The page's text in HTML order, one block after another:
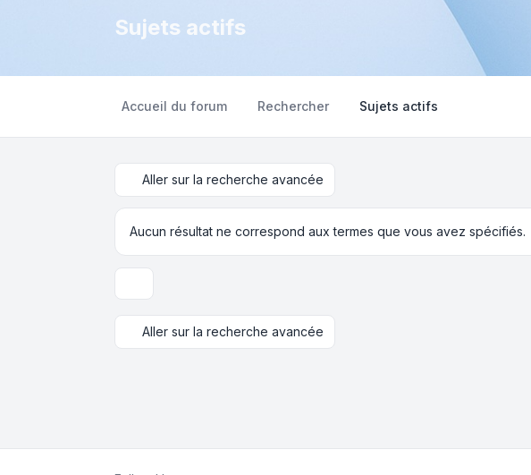
Sujets actifs
Accueil du forum Rechercher Sujets actifs
Aller sur la recherche avancée
Aucun résultat ne correspond aux termes que vous avez spécifiés.
Aller sur la recherche avancée